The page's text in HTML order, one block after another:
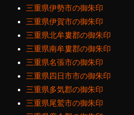
三重県伊勢市の御朱印
三重県伊賀市の御朱印
三重県北牟婁郡の御朱印
三重県南牟婁郡の御朱印
三重県名張市の御朱印
三重県四日市市の御朱印
三重県多気郡の御朱印
三重県尾鷲市の御朱印